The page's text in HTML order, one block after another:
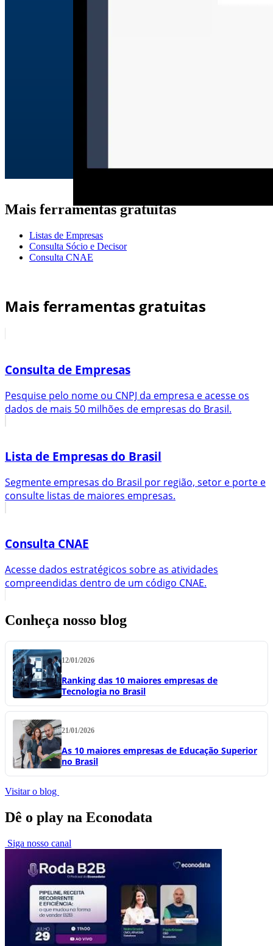
Mais ferramentas gratuitas
Listas de Empresas
Consulta Sócio e Decisor
Consulta CNAE
Mais ferramentas gratuitas
Consulta de Empresas
Pesquise pelo nome ou CNPJ da empresa e acesse os
dados de mais 50 milhões de empresas do Brasil.
Lista de Empresas do Brasil
Segmente empresas do Brasil por região, setor e porte e
consulte listas de maiores empresas.
Consulta CNAE
Acesse dados estratégicos sobre as atividades
compreendidas dentro de um código CNAE.
Conheça nosso blog
12/01/2026
Ranking das 10 maiores empresas de
Tecnologia no Brasil
21/01/2026
As 10 maiores empresas de Educação Superior
no Brasil
Visitar o blog
Dê o play na Econodata
Siga nosso canal